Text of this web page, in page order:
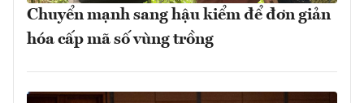
Chuyển mạnh sang hậu kiểm để đơn giản
hóa cấp mã số vùng trồng